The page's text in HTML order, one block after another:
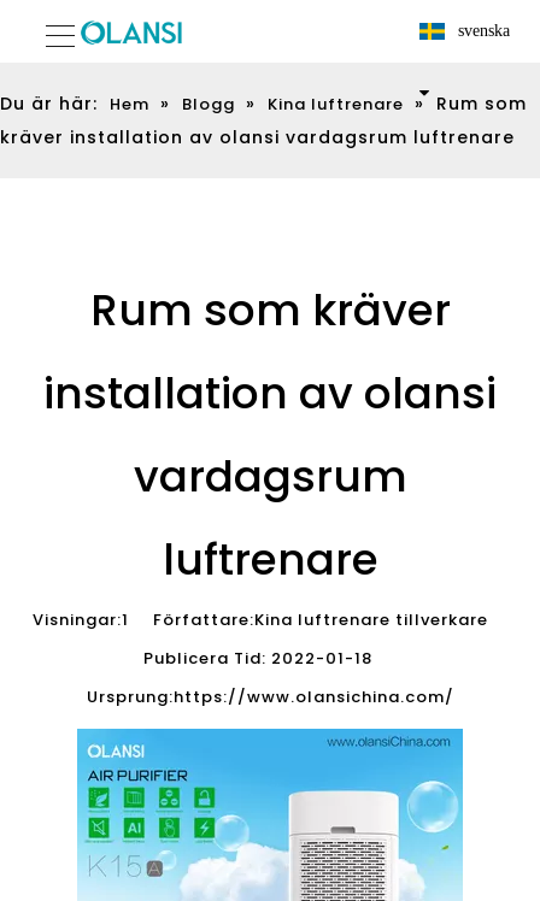
svenska
Du är här: Hem » Blogg » Kina luftrenare » Rum som
kräver installation av olansi vardagsrum luftrenare
Rum som kräver
installation av olansi
vardagsrum
luftrenare
Visningar:1
Författare:Kina luftrenare tillverkare
Publicera Tid: 2022-01-18
Ursprung:https://www.olansichina.com/